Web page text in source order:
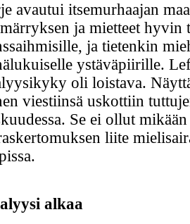
avautui itsemurhaajan
ja mietteet hyvin
ja tietenkin
ystäväpiirille.
oli loistava.
viestiinsä uskottiin
Se ei ollut mikään
liite
alkaa